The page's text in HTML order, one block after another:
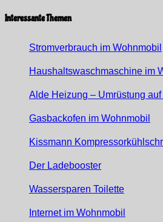
Interessante Themen
Stromverbrauch im Wohnmobil
Haushaltswaschmaschine im
Alde Heizung – Umrüstung
Gasbackofen im Wohnmobil
Kissmann
Der Ladebooster
Wassersparen Toilette
Internet im Wohnmobil